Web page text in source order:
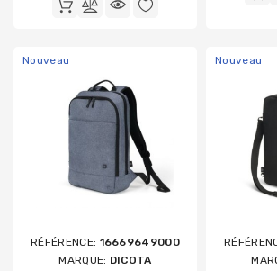
Nouveau
RÉFÉRENCE: 16669649000
MARQUE: DICOTA
Nouveau